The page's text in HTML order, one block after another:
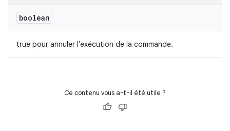
boolean
true pour annuler l'exécution de la commande.
Ce contenu vous a-t-il été utile ?